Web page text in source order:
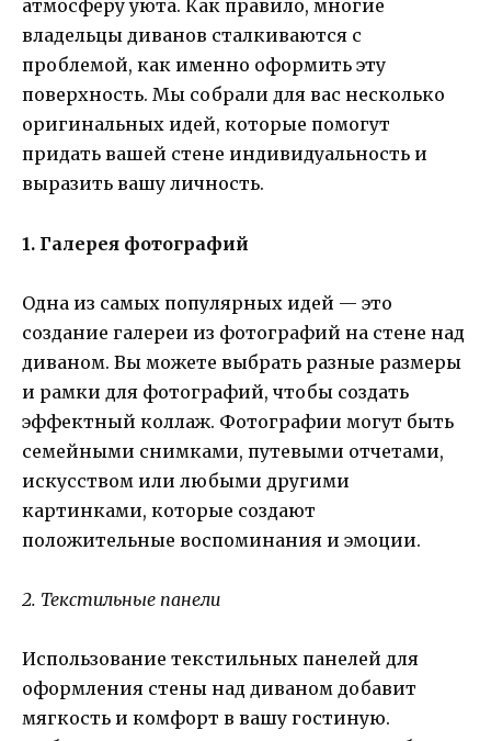
атмосферу уюта. Как правило, многие
владельцы диванов сталкиваются с
проблемой, как именно оформить эту
поверхность. Мы собрали для вас несколько
оригинальных идей, которые помогут
придать вашей стене индивидуальность и
выразить вашу личность.
1. Галерея фотографий
Одна из самых популярных идей — это
создание галереи из фотографий на стене над
диваном. Вы можете выбрать разные размеры
и рамки для фотографий, чтобы создать
эффектный коллаж. Фотографии могут быть
семейными снимками, путевыми отчетами,
искусством или любыми другими
картинками, которые создают
положительные воспоминания и эмоции.
2. Текстильные панели
Использование текстильных панелей для
оформления стены над диваном добавит
мягкость и комфорт в вашу гостиную.